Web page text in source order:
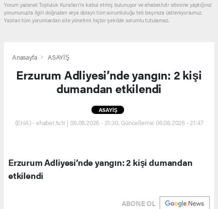
Yorum yazarak Topluluk Kuralları’nı kabul etmiş bulunuyor ve ehaber.tv.tr sitesine yaptığınız
yorumunuzla ilgili doğrudan veya dolaylı tüm sorumluluğu tek başınıza üstleniyorsunuz.
Yazılan tüm yorumlardan site yönetimi hiçbir şekilde sorumlu tutulamaz.
Anasayfa ASAYİŞ
Erzurum Adliyesi’nde yangın: 2 kişi
dumandan etkilendi
ASAYİŞ
(EHA) - ehaber.tv.tr | 06.08.2026 - 21:30, Güncelleme: 06.08.2026 - 21:47
Erzurum Adliyesi’nde yangın: 2 kişi dumandan
etkilendi
ABONE OL